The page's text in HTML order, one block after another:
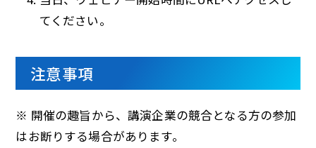
てください。
注意事項
※ 開催の趣旨から、講演企業の競合となる方の参加
はお断りする場合があります。